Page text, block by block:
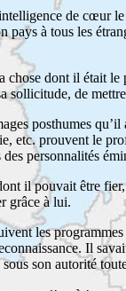
de cœur
pays à tous les
chose dont il était
sollicitude, de
posthumes
etc. prouvent le
personnalités
il pouvait être
grâce à lui.
les
Il
son autorité